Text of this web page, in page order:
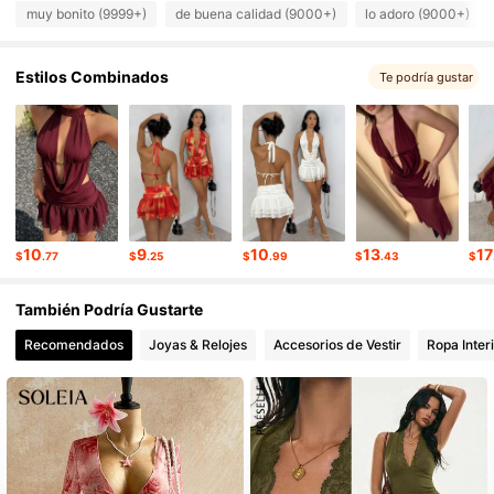
4.80 554K Seguidores
4.80 554K Seguidores
4.80 554K Seguidores
4.80 554K Seguidores
muy bonito (9999+) de buena calidad (9000+) lo adoro (9000+)
Estilos Combinados Te podría gustar
$10.77 $9.25 $10.99 $13.43 $17
También Podría Gustarte
Recomendados Joyas & Relojes Accesorios de Vestir Ropa